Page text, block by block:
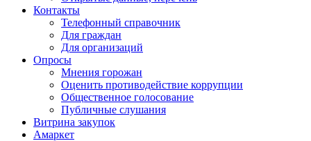
Контакты
Телефонный справочник
Для граждан
Для организаций
Опросы
Мнения горожан
Оценить противодействие коррупции
Общественное голосование
Публичные слушания
Витрина закупок
Амаркет